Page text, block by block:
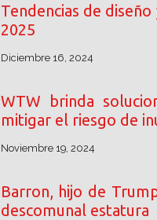
Tendencias de
2025
Diciembre 16, 2024
WTW brinda
mitigar el riesgo de
Noviembre 19, 2024
Barron, hijo de
descomunal estatura